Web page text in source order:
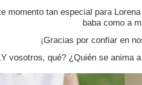
momento tan especial para
baba como a
¡Gracias por confiar en
vosotros, qué? ¿Quién se anima